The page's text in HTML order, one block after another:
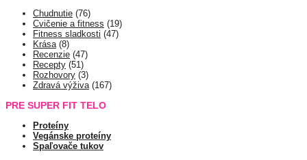
Chudnutie (76)
Cvičenie a fitness (19)
Fitness sladkosti (47)
Krása(8)
Recenzie (47)
Recepty (51)
Rozhovory (3)
Zdravá výživa(167)
PRE SUPER FIT TELO
Proteíny
Vegánske proteíny
Spaľovače tukov